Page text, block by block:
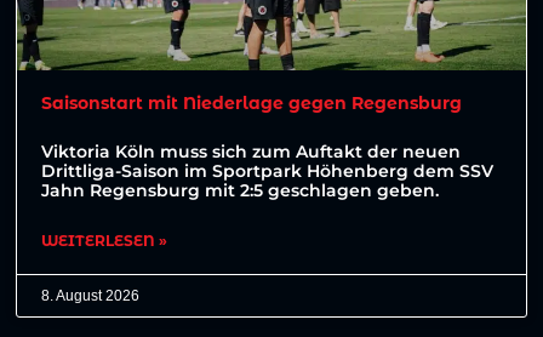
Saisonstart mit Niederlage gegen Regensburg
Viktoria Köln muss sich zum Auftakt der neuen
Drittliga-Saison im Sportpark Höhenberg dem SSV
Jahn Regensburg mit 2:5 geschlagen geben.
WEITERLESEN »
8. August 2026